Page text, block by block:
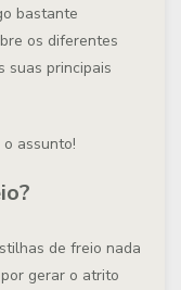
bastante
os diferentes
suas principais
assunto!
de freio nada
gerar o atrito